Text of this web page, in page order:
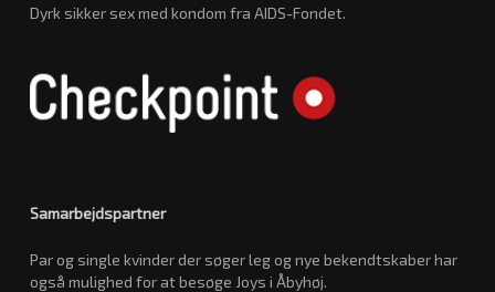
Dyrk sikker sex med kondom fra AIDS-Fondet.
Samarbejdspartner
Par og single kvinder der søger leg og nye bekendtskaber har
også mulighed for at besøge Joys i Åbyhøj.